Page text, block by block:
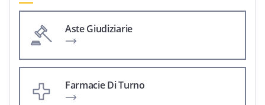
Aste Giudiziarie
Farmacie Di Turno